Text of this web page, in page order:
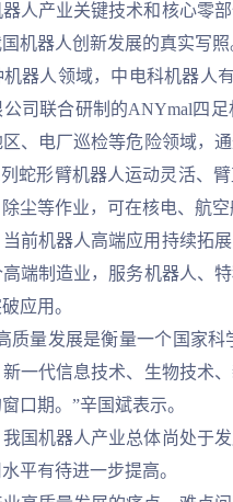
产业关键技术和核心零部
机器人创新发展的真实写照
人领域，中电科机器人有
司联合研制的ANYmal四
、电厂巡检等危险领域，
蛇形臂机器人运动灵活、
尘等作业，可在核电、航
机器人高端应用持续拓展
端制造业，服务机器人、
应用。
量发展是衡量一个国家科
一代信息技术、生物技术
口期。”辛国斌表示。
机器人产业总体尚处于发
平有待进一步提高。